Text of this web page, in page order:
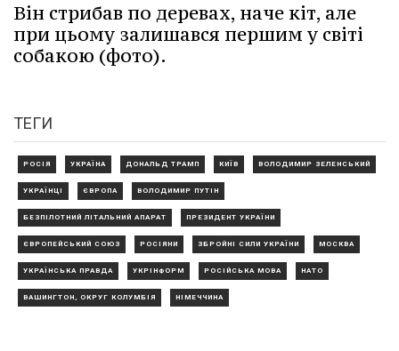
Він стрибав по деревах, наче кіт, але
при цьому залишався першим у світі
собакою (фото).
ТЕГИ
РОСІЯ УКРАЇНА ДОНАЛЬД ТРАМП КИЇВ ВОЛОДИМИР ЗЕЛЕНСЬКИЙ
УКРАЇНЦІ ЄВРОПА ВОЛОДИМИР ПУТІН
БЕЗПІЛОТНИЙ ЛІТАЛЬНИЙ АПАРАТ ПРЕЗИДЕНТ УКРАЇНИ
ЄВРОПЕЙСЬКИЙ СОЮЗ РОСІЯНИ ЗБРОЙНІ СИЛИ УКРАЇНИ МОСКВА
УКРАЇНСЬКА ПРАВДА УКРІНФОРМ РОСІЙСЬКА МОВА НАТО
ВАШИНГТОН, ОКРУГ КОЛУМБІЯ НІМЕЧЧИНА